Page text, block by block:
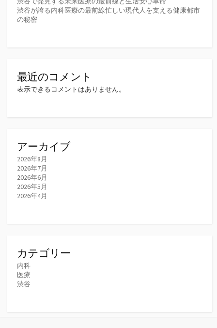
渋谷が誇る内科医療の最前線忙しい現代人を支える健康都市
の秘密
最近のコメント
表示できるコメントはありません。
アーカイブ
2026年8月
2026年7月
2026年6月
2026年5月
2026年4月
カテゴリー
内科
医療
渋谷